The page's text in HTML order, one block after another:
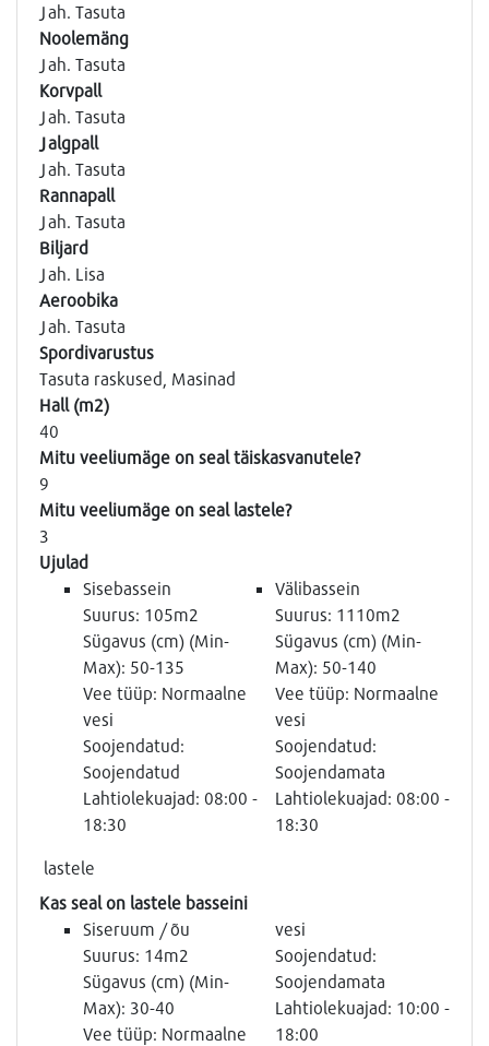
Jah. Tasuta
Noolemäng
Jah. Tasuta
Korvpall
Jah. Tasuta
Jalgpall
Jah. Tasuta
Rannapall
Jah. Tasuta
Biljard
Jah. Lisa
Aeroobika
Jah. Tasuta
Spordivarustus
Tasuta raskused, Masinad
Hall (m2)
40
Mitu veeliumäge on seal täiskasvanutele?
9
Mitu veeliumäge on seal lastele?
3
Ujulad
Sisebassein
Suurus: 105m2
Sügavus (cm) (Min-
Max): 50-135
Vee tüüp: Normaalne
vesi
Soojendatud:
Soojendatud
Lahtiolekuajad: 08:00 -
18:30
Välibassein
Suurus: 1110m2
Sügavus (cm) (Min-
Max): 50-140
Vee tüüp: Normaalne
vesi
Soojendatud:
Soojendamata
Lahtiolekuajad: 08:00 -
18:30
lastele
Kas seal on lastele basseini
Siseruum / õu
Suurus: 14m2
Sügavus (cm) (Min-
Max): 30-40
Vee tüüp: Normaalne
vesi
Soojendatud:
Soojendamata
Lahtiolekuajad: 10:00 -
18:00